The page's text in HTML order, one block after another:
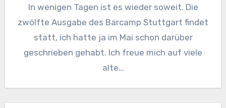
In wenigen Tagen ist es wieder soweit. Die
zwölfte Ausgabe des Barcamp Stuttgart findet
statt, ich hatte ja im Mai schon darüber
geschrieben gehabt. Ich freue mich auf viele
alte…